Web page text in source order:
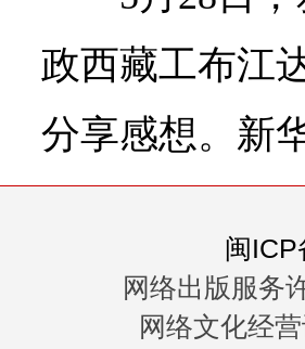
政西藏工布江
分享感想。 新
闽ICP
网络出版服务
网络文化经